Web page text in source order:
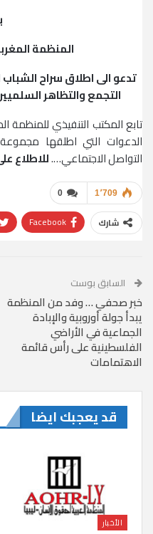
المنظمة
تدعو الى اطلاق سراح
التجمع والتظاهر
تابع المكتب التنفيذي للمنظمة
الدعوات التي اطلقها
التواصل الاجتماعي….للاطلاع
0 1٬709
شارك Facebook
السابق بوست
خبر صحفي … وفد من المنظمة
يبدأ جولة أوروبية والإبادة
الجماعية في الأراضي
الفلسطينية على رأس قائمة
الاهتمامات
قد يعجبك ايضا
الأخبار